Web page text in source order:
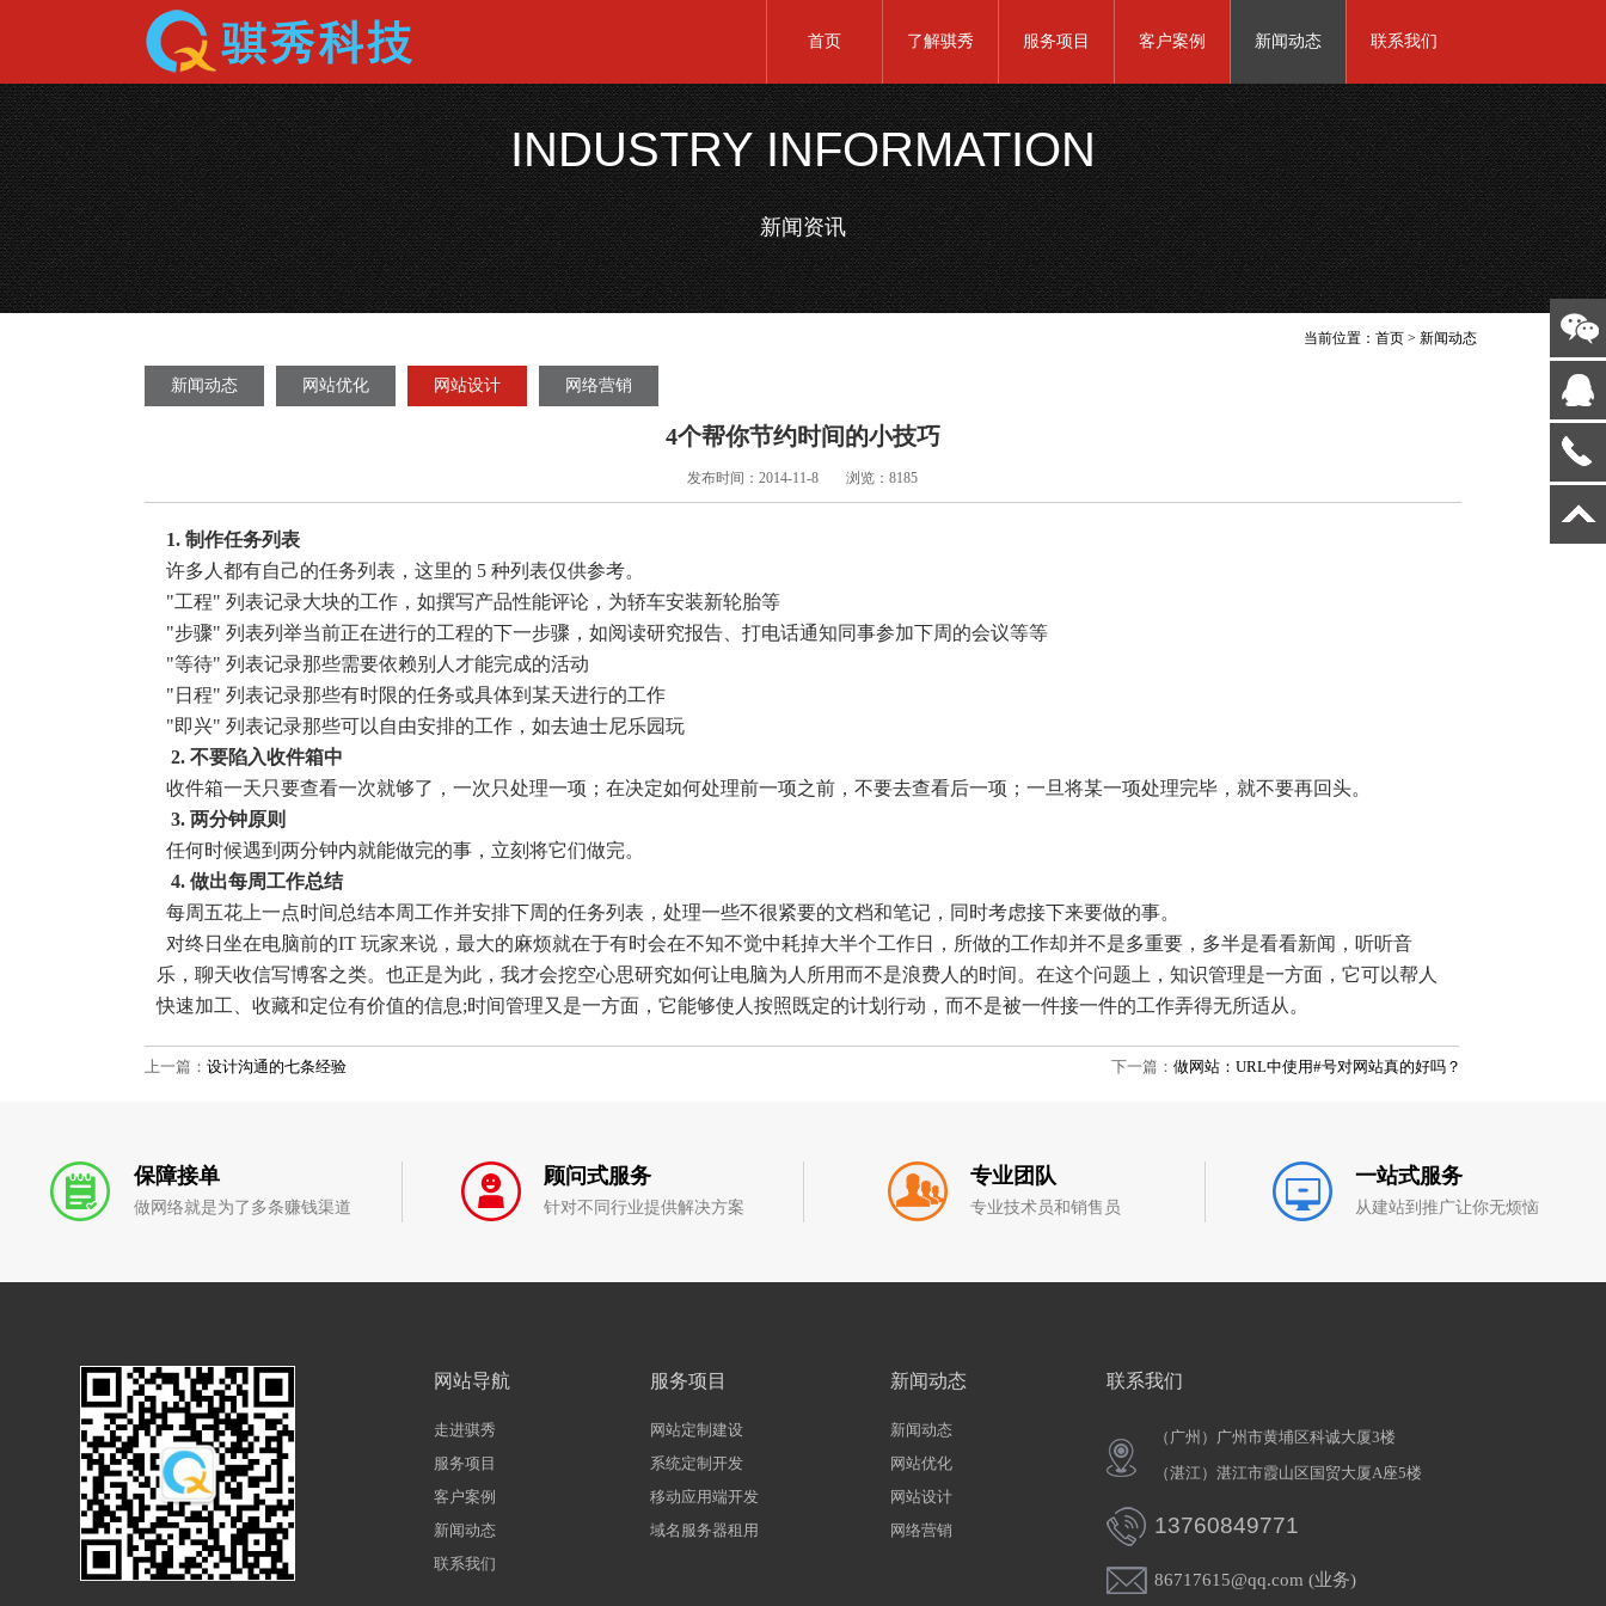
首页 了解骐秀 服务项目 客户案例 新闻动态 联系我们
INDUSTRY INFORMATION
新闻资讯
当前位置：首页 >新闻动态
新闻动态 网站优化 网站设计 网络营销
4个帮你节约时间的小技巧
发布时间：2014-11-8 浏览：8185
1. 制作任务列表
许多人都有自己的任务列表，这里的 5 种列表仅供参考。
"工程" 列表记录大块的工作，如撰写产品性能评论，为轿车安装新轮胎等
"步骤" 列表列举当前正在进行的工程的下一步骤，如阅读研究报告、打电话通知同事参加下周的会议等等
"等待" 列表记录那些需要依赖别人才能完成的活动
"日程" 列表记录那些有时限的任务或具体到某天进行的工作
"即兴" 列表记录那些可以自由安排的工作，如去迪士尼乐园玩
2. 不要陷入收件箱中
收件箱一天只要查看一次就够了，一次只处理一项；在决定如何处理前一项之前，不要去查看后一项；一旦将某一项处理完毕，就不要再回头。
3. 两分钟原则
任何时候遇到两分钟内就能做完的事，立刻将它们做完。
4. 做出每周工作总结
每周五花上一点时间总结本周工作并安排下周的任务列表，处理一些不很紧要的文档和笔记，同时考虑接下来要做的事。
对终日坐在电脑前的IT 玩家来说，最大的麻烦就在于有时会在不知不觉中耗掉大半个工作日，所做的工作却并不是多重要，多半是看看新闻，听听音
乐，聊天收信写博客之类。也正是为此，我才会挖空心思研究如何让电脑为人所用而不是浪费人的时间。在这个问题上，知识管理是一方面，它可以帮人
快速加工、收藏和定位有价值的信息;时间管理又是一方面，它能够使人按照既定的计划行动，而不是被一件接一件的工作弄得无所适从。
上一篇： 设计沟通的七条经验 下一篇：做网站：URL中使用#号对网站真的好吗？
保障接单
做网络就是为了多条赚钱渠道
顾问式服务
针对不同行业提供解决方案
专业团队
专业技术员和销售员
一站式服务
从建站到推广让你无烦恼
网站导航
走进骐秀
服务项目
客户案例
新闻动态
联系我们
服务项目
网站定制建设
系统定制开发
移动应用端开发
域名服务器租用
新闻动态
新闻动态
网站优化
网站设计
网络营销
联系我们
（广州）广州市黄埔区科诚大厦3楼
（湛江）湛江市霞山区国贸大厦A座5楼
13760849771
86717615@qq.com (业务)